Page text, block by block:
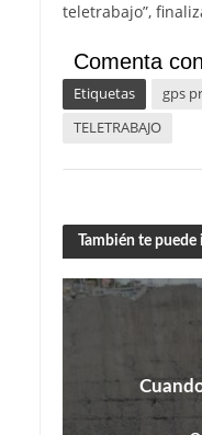
teletrabajo”,
Comenta
Etiquetas gps
TELETRABAJO
También te puede